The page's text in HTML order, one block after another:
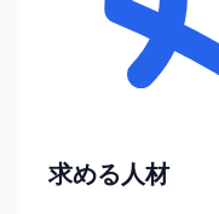
求める人材